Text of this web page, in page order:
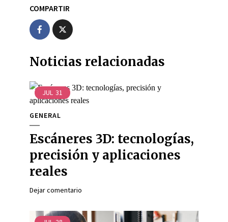
COMPARTIR
Noticias relacionadas
JUL 31
GENERAL
Escáneres 3D: tecnologías,
precisión y aplicaciones
reales
Dejar comentario